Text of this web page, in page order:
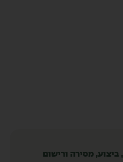
ביצוע, מסירה ורישום